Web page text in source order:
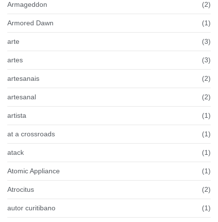
Armageddon (2)
Armored Dawn (1)
arte (3)
artes (3)
artesanais (2)
artesanal (2)
artista (1)
at a crossroads (1)
atack (1)
Atomic Appliance (1)
Atrocitus (2)
autor curitibano (1)